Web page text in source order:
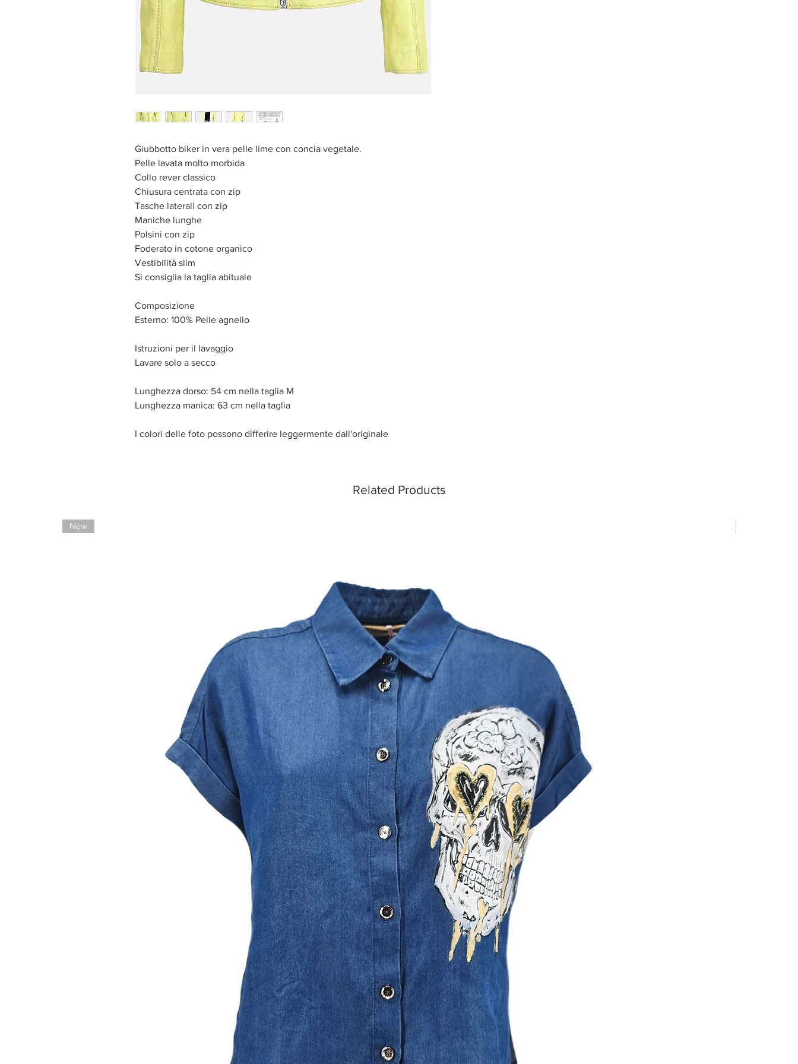
Giubbotto biker in vera pelle lime con concia vegetale.
Pelle lavata molto morbida
Collo rever classico
Chiusura centrata con zip
Tasche laterali con zip
Maniche lunghe
Polsini con zip
Foderato in cotone organico
Vestibilità slim
Si consiglia la taglia abituale
Composizione
Esterno: 100% Pelle agnello
Istruzioni per il lavaggio
Lavare solo a secco
Lunghezza dorso: 54 cm nella taglia M
Lunghezza manica: 63 cm nella taglia
I colori delle foto possono differire leggermente dall'originale
Related Products
New